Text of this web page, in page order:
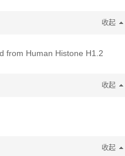
收起
from Human Histone H1.2
收起
收起